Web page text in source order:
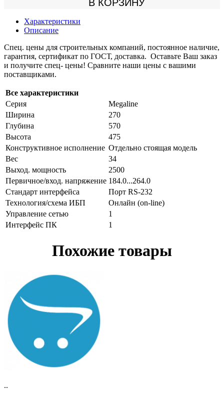
В КОРЗИНУ
Характеристики
Описание
Спец. цены для строительных компаний, постоянное наличие,
гарантия, сертификат по ГОСТ, доставка. Оставьте Ваш заказ
и получите спец- цены! Сравните наши цены с вашими
поставщиками.
Все характеристики
Серия
Megaline
Ширина
270
Глубина
570
Высота
475
Конструктивное исполнение Отдельно стоящая модель
Вес
34
Выход. мощность
2500
Первичное/вход. напряжение 184.0...264.0
Стандарт интерфейса
Порт RS-232
Технология/схема ИБП
Онлайн (on-line)
Управление сетью
1
Интерфейс ПК
1
Похожие товары
..